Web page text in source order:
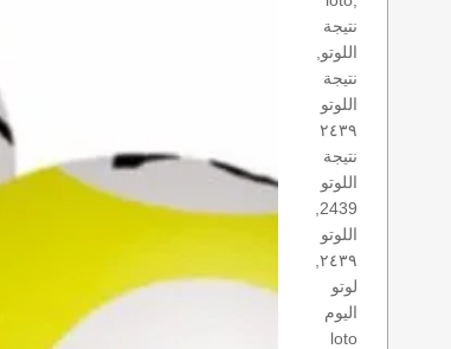
نتيجة
اللوتو,
نتيجة
اللوتو
٢٤٣٩
نتيجة
اللوتو
اللوتو
٢٤٣٩,
لوتو
اليوم
loto